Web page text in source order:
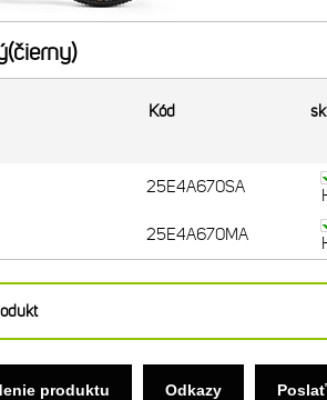
Kód
25E4A670SA
25E4A670MA
produktu Odkazy